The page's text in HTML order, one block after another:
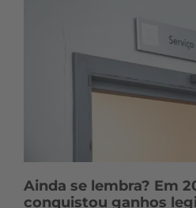
Ainda se lembra? Em
conquistou ganhos